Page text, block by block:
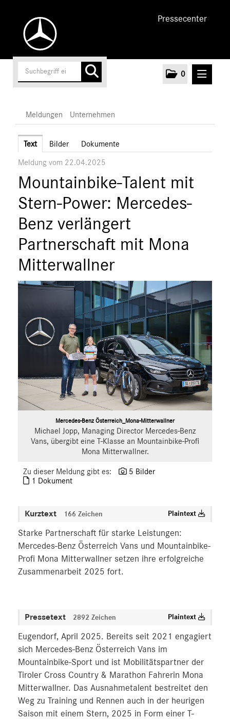
Pressecenter
0
Unternehmen
Marken & Produkte
MEDIA
ÜBER UNS
ANSPRECHPARTNER
Meldungen Unternehmen
Text Bilder Dokumente
Meldung vom 22.04.2025
Mountainbike-Talent mit
Stern-Power: Mercedes-
Benz verlängert
Partnerschaft mit Mona
Mitterwallner
Mercedes-Benz Österreich_Mona-Mitterwallner
Michael Jopp, Managing Director Mercedes-Benz
Vans, übergibt eine T-Klasse an Mountainbike-Profi
Mona Mitterwallner.
Zu dieser Meldung gibt es:
5 Bilder
1 Dokument
Kurztext 166 Zeichen Plaintext
Starke Partnerschaft für starke Leistungen:
Mercedes-Benz Österreich Vans und Mountainbike-
Profi Mona Mitterwallner setzen ihre erfolgreiche
Zusammenarbeit 2025 fort.
Pressetext 2892 Zeichen Plaintext
Eugendorf, April 2025. Bereits seit 2021 engagiert
sich Mercedes-Benz Österreich Vans im
Mountainbike-Sport und ist Mobilitätspartner der
Tiroler Cross Country & Marathon Fahrerin Mona
Mitterwallner. Das Ausnahmetalent bestreitet den
Weg zu Training und Rennen auch in der heurigen
Saison mit einem Stern, 2025 in Form einer T-